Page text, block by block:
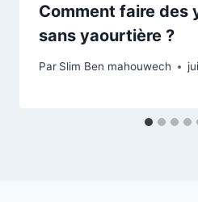
Comment faire des
sans yaourtière ?
Par Slim Ben mahouwech